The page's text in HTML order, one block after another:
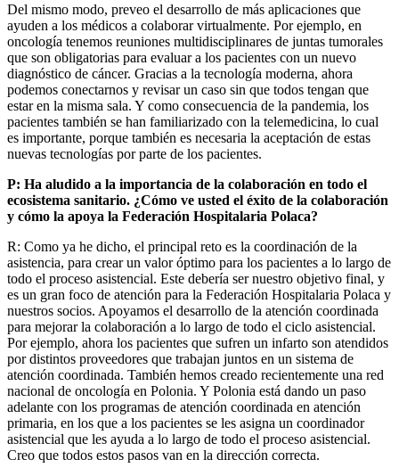
Del mismo modo, preveo el desarrollo de más aplicaciones que
ayuden a los médicos a colaborar virtualmente. Por ejemplo, en
oncología tenemos reuniones multidisciplinares de juntas tumorales
que son obligatorias para evaluar a los pacientes con un nuevo
diagnóstico de cáncer. Gracias a la tecnología moderna, ahora
podemos conectarnos y revisar un caso sin que todos tengan que
estar en la misma sala. Y como consecuencia de la pandemia, los
pacientes también se han familiarizado con la telemedicina, lo cual
es importante, porque también es necesaria la aceptación de estas
nuevas tecnologías por parte de los pacientes.
P: Ha aludido a la importancia de la colaboración en todo el
ecosistema sanitario. ¿Cómo ve usted el éxito de la colaboración
y cómo la apoya la Federación Hospitalaria Polaca?
R: Como ya he dicho, el principal reto es la coordinación de la
asistencia, para crear un valor óptimo para los pacientes a lo largo de
todo el proceso asistencial. Este debería ser nuestro objetivo final, y
es un gran foco de atención para la Federación Hospitalaria Polaca y
nuestros socios. Apoyamos el desarrollo de la atención coordinada
para mejorar la colaboración a lo largo de todo el ciclo asistencial.
Por ejemplo, ahora los pacientes que sufren un infarto son atendidos
por distintos proveedores que trabajan juntos en un sistema de
atención coordinada. También hemos creado recientemente una red
nacional de oncología en Polonia. Y Polonia está dando un paso
adelante con los programas de atención coordinada en atención
primaria, en los que a los pacientes se les asigna un coordinador
asistencial que les ayuda a lo largo de todo el proceso asistencial.
Creo que todos estos pasos van en la dirección correcta.